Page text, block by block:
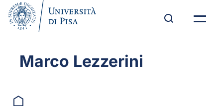
Marco Lezzerini